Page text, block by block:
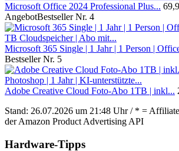
Microsoft Office 2024 Professional Plus...
AngebotBestseller Nr. 4
Microsoft 365 Single | 1 Jahr | 1 Person |
Bestseller Nr. 5
Adobe Creative Cloud Foto-Abo 1TB | inkl...
Stand: 26.07.2026 um 21:48 Uhr / * =
der Amazon Product Advertising API
Hardware-Tipps